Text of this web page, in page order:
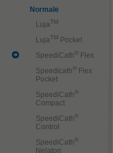
Normale
LujaTM
LujaTM Pocket
SpeediCath ®
Flex
Speedicath ®
Flex
Pocket
SpeediCath ®
Compact
SpeediCath ®
Control
SpeediCath ®
Nelaton